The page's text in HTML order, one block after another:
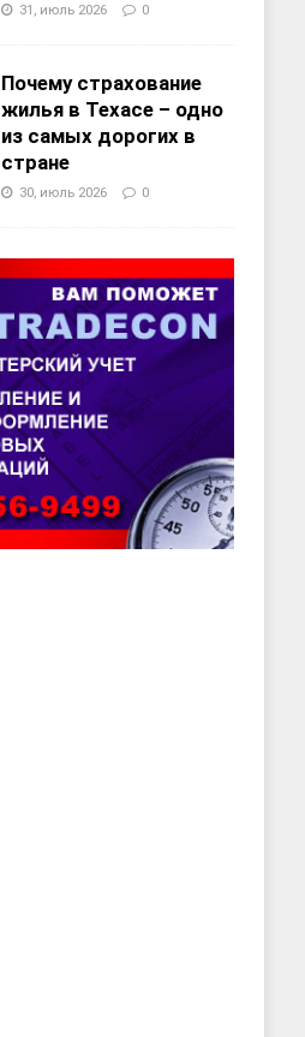
31, июль 2026 0
Почему страхование
жилья в Техасе – одно
из самых дорогих в
стране
30, июль 2026 0